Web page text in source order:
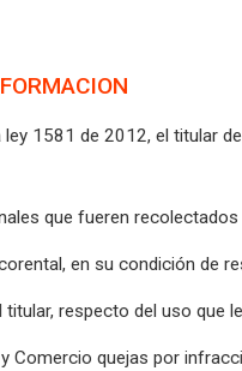
1581 de 2012, el titular
que fueren
en su condición de
respecto del uso que
Comercio quejas por